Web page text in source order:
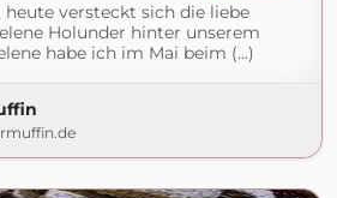
heute versteckt sich die liebe
Holunder hinter unserem
habe ich im Mai beim (...)